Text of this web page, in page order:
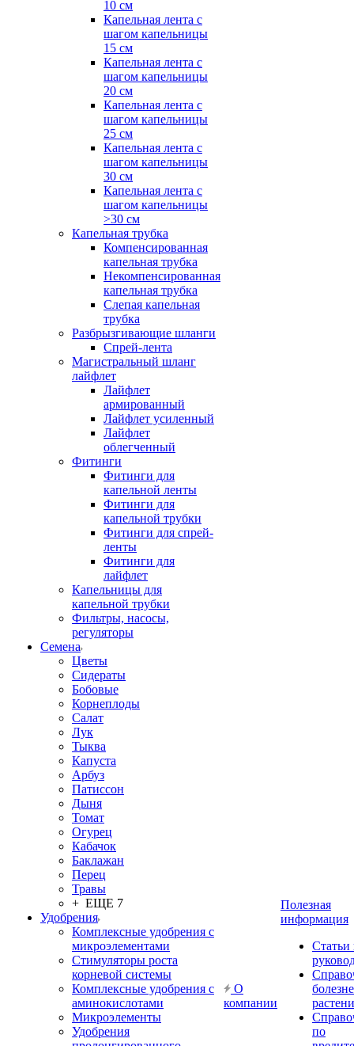
10 см
Капельная лента с
шагом капельницы
15 см
Капельная лента с
шагом капельницы
20 см
Капельная лента с
шагом капельницы
25 см
Капельная лента с
шагом капельницы
30 см
Капельная лента с
шагом капельницы
>30 см
Капельная трубка
Компенсированная
капельная трубка
Некомпенсированная
капельная трубка
Слепая капельная
трубка
Разбрызгивающие шланги
Спрей-лента
Магистральный шланг
лайфлет
Лайфлет
армированный
Лайфлет усиленный
Лайфлет
облегченный
Фитинги
Фитинги для
капельной ленты
Фитинги для
капельной трубки
Фитинги для спрей-
ленты
Фитинги для
лайфлет
Капельницы для
капельной трубки
Фильтры, насосы,
регуляторы
Семена
Цветы
Сидераты
Бобовые
Корнеплоды
Салат
Лук
Тыква
Капуста
Арбуз
Патиссон
Дыня
Томат
Огурец
Кабачок
Баклажан
Перец
Травы
+ ЕЩЕ 7
Удобрения
Комплексные удобрения с
микроэлементами
Стимуляторы роста
корневой системы
Комплексные удобрения с
аминокислотами
Микроэлементы
Удобрения
О
компании
Полезная
информация
Статьи
по